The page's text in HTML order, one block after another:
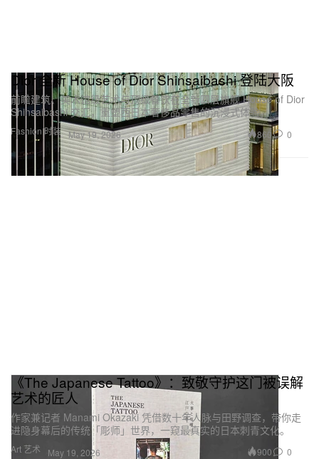
Fashion 时装
Dior 全新 House of Dior Shinsaibashi 登陆大阪
前瞻建筑、美术馆级艺术与顶级餐饮在全新四层旗舰 House of Dior
Shinsaibashi 交汇，重塑西日本奢侈品零售的沉浸式体验。
May 19, 2026 860 0
Art 艺术
《The Japanese Tattoo》：致敬守护这门被误解
艺术的匠人
作家兼记者 Manami Okazaki 凭借数十年人脉与田野调查，带你走
进隐身幕后的传统「彫师」世界，一窥最真实的日本刺青文化。
May 19, 2026 900 0